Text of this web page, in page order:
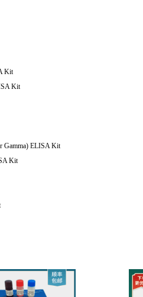
Kit
Kit
Gamma) ELISA Kit
Kit